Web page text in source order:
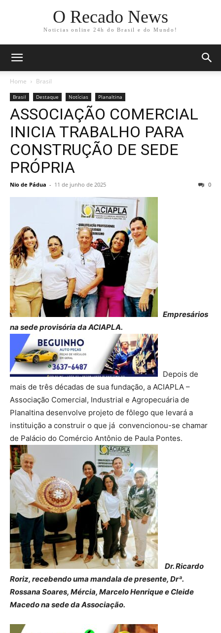
O Recado News
Noticias online 24h do Brasil e do Mundo!
Home Brasil
Brasil Destaque Notícias Planaltina
ASSOCIAÇÃO COMERCIAL
INICIA TRABALHO PARA
CONSTRUÇÃO DE SEDE
PRÓPRIA
Nio de Pádua - 11 de junho de 2025 0
Empresários
na sede provisória da ACIAPLA.
Depois de
mais de três décadas de sua fundação, a ACIAPLA –
Associação Comercial, Industrial e Agropecuária de
Planaltina desenvolve projeto de fôlego que levará a
instituição a construir o que já convencionou-se chamar
de Palácio do Comércio Antônio de Paula Pontes.
Dr. Ricardo
Roriz, recebendo uma mandala de presente, Drª.
Rossana Soares, Mércia, Marcelo Henrique e Cleide
Macedo na sede da Associação.